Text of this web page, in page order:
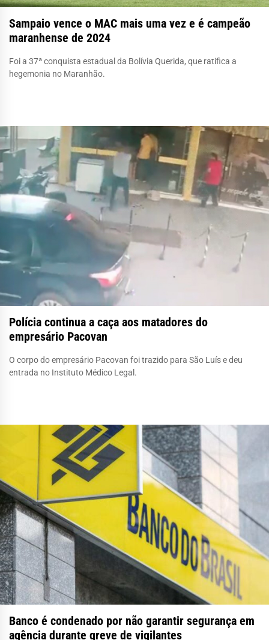
Sampaio vence o MAC mais uma vez e é campeão
maranhense de 2024
Foi a 37ª conquista estadual da Bolívia Querida, que ratifica a
hegemonia no Maranhão.
Polícia continua a caça aos matadores do
empresário Pacovan
O corpo do empresário Pacovan foi trazido para São Luís e deu
entrada no Instituto Médico Legal.
Banco é condenado por não garantir segurança em
agência durante greve de vigilantes